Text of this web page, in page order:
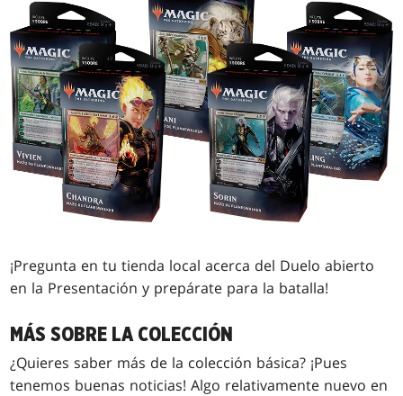
¡Pregunta en tu tienda local acerca del Duelo abierto
en la Presentación y prepárate para la batalla!
MÁS SOBRE LA COLECCIÓN
¿Quieres saber más de la colección básica? ¡Pues
tenemos buenas noticias! Algo relativamente nuevo en